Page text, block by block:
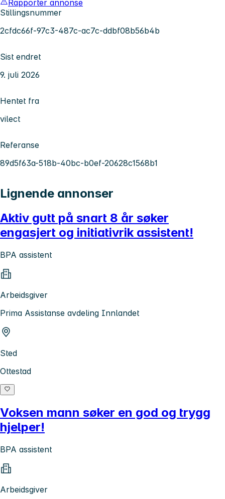
Rapporter annonse
Stillingsnummer
2cfdc66f-97c3-487c-ac7c-ddbf08b56b4b
Sist endret
9. juli 2026
Hentet fra
vilect
Referanse
89d5f63a-518b-40bc-b0ef-20628c1568b1
Lignende annonser
Aktiv gutt på snart 8 år søker
engasjert og initiativrik assistent!
BPA assistent
Arbeidsgiver
Prima Assistanse avdeling Innlandet
Sted
Ottestad
Voksen mann søker en god og trygg
hjelper!
BPA assistent
Arbeidsgiver